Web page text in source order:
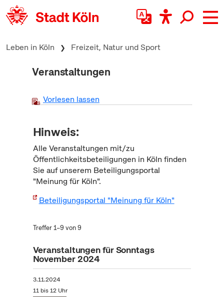
zum Inhalt springen
Leben in Köln Freizeit, Natur und Sport
Veranstaltungen
Vorlesen lassen
Hinweis:
Alle Veranstaltungen mit/zu
Öffentlichkeitsbeteiligungen in Köln finden
Sie auf unserem Beteiligungsportal
"Meinung für Köln".
Beteiligungsportal "Meinung für Köln"
Treffer 1–9 von 9
Veranstaltungen für Sonntags
November 2024
3.11.2024
11 bis 12 Uhr